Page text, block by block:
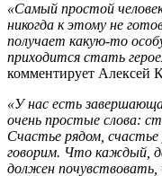
«Самый простой
никогда к этому не
получает какую-то
приходится стать
комментирует Алексей
«У нас есть
очень простые слова:
Счастье рядом,
говорим. Что каждый,
должен